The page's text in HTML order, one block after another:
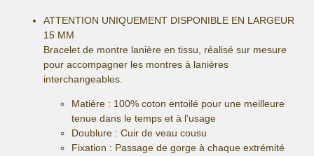
ATTENTION UNIQUEMENT DISPONIBLE EN LARGEUR
15 MM
Bracelet de montre lanière en tissu, réalisé sur mesure
pour accompagner les montres à lanières
interchangeables.
Matière : 100% coton entoilé pour une meilleure
tenue dans le temps et à l’usage
Doublure : Cuir de veau cousu
Fixation : Passage de gorge à chaque extrémité